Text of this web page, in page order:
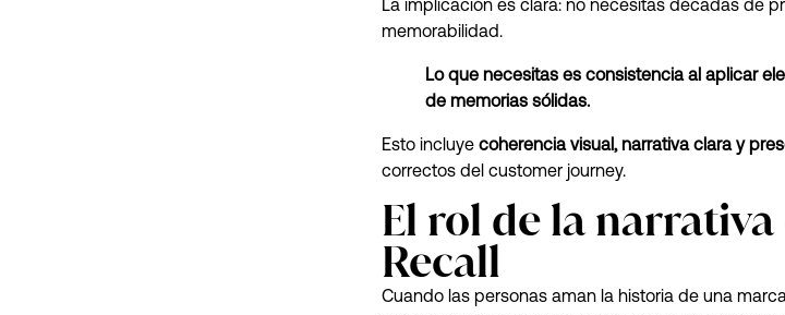
La implicación es clara: no necesitas décadas de
memorabilidad.
Lo que necesitas es consistencia al aplicar
de memorias sólidas.
Esto incluye coherencia visual, narrativa clara y
correctos del customer journey.
El rol de la
Recall
Cuando las personas aman la historia de una